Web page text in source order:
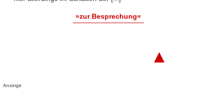
»zur Besprechung«
▲
Anzeige